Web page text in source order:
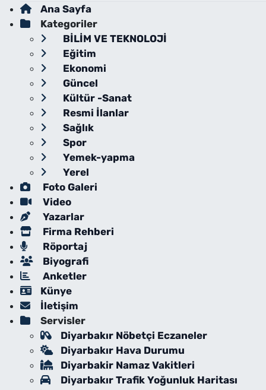
Ana Sayfa
Kategoriler
BİLİM VE TEKNOLOJİ
Eğitim
Ekonomi
Güncel
Kültür -Sanat
Resmi İlanlar
Sağlık
Spor
Yemek-yapma
Yerel
Foto Galeri
Video
Yazarlar
Firma Rehberi
Röportaj
Biyografi
Anketler
Künye
İletişim
Servisler
Diyarbakır Nöbetçi Eczaneler
Diyarbakır Hava Durumu
Diyarbakir Namaz Vakitleri
Diyarbakır Trafik Yoğunluk Haritası